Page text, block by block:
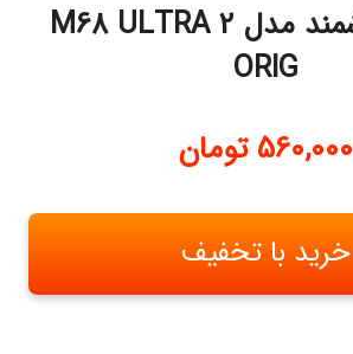
ساعت هوشمند مدل M68 ULTRA 2
ORIG
560,000 تومان
خرید با تخفیف